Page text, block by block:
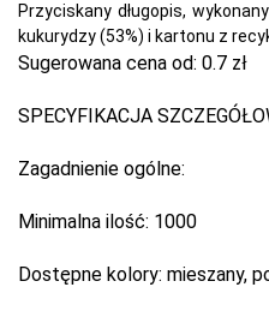
Przyciskany długopis,
kukurydzy (53%) i kartonu z
Sugerowana cena od: 0.7 zł
SPECYFIKACJA
Zagadnienie ogólne:
Minimalna ilość: 1000
Dostępne kolory: mieszany,